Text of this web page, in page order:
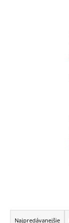
R
Najpredávanejšie